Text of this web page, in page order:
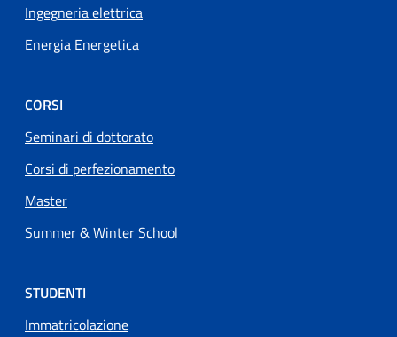
Ingegneria elettrica
Energia Energetica
CORSI
Seminari di dottorato
Corsi di perfezionamento
Master
Summer & Winter School
STUDENTI
Immatricolazione